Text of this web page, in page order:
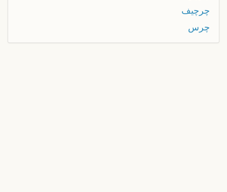
چرچيف
چرس